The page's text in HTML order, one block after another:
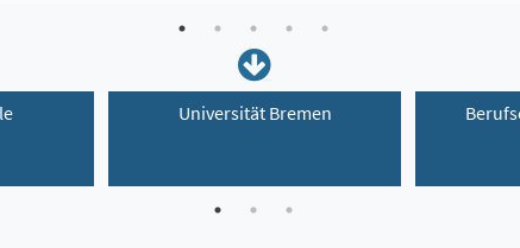
Universität Bremen